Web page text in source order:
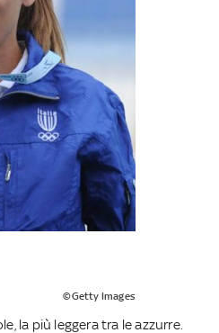
©Getty Images
la più leggera tra le azzurre.